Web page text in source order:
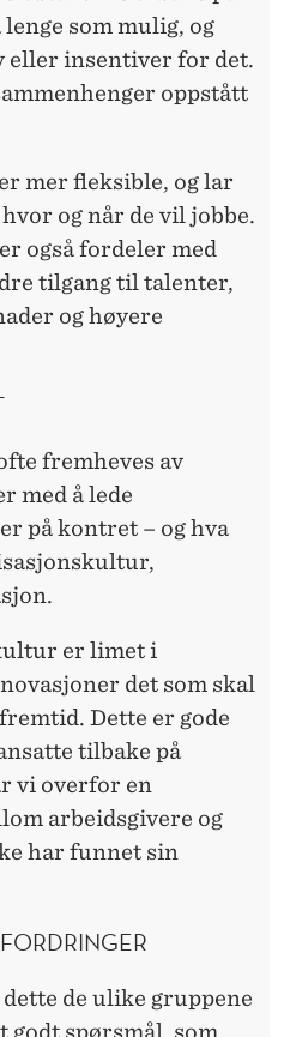
som mulig, og
eller insentiver for det.
oppstått
er mer fleksible, og lar
og når de vil jobbe.
også fordeler med
tilgang til talenter,
og høyere
fremheves av
med å lede
på kontret – og hva
er limet i
det som skal
Dette er gode
tilbake på
vi overfor en
arbeidsgivere og
har funnet sin
de ulike gruppene
godt spørsmål, som